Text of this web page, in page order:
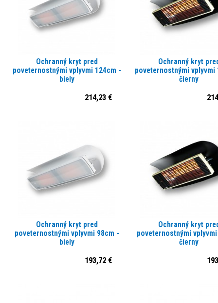
Ochranný kryt pred
poveternostnými vplyvmi 124cm -
biely
214,23 €
Ochranný kryt
poveternostnými vplyvmi
čierny
Ochranný kryt pred
poveternostnými vplyvmi 98cm -
biely
193,72 €
Ochranný kryt
poveternostnými
čierny